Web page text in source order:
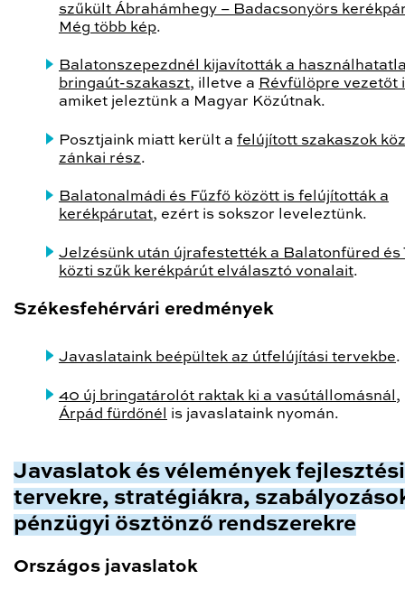
szűkült Ábrahámhegy – Badacsonyörs
Még több kép.
Balatonszepezdnél kijavították a
bringaút-szakaszt, illetve a Révfülöpre vezetőt
amiket jeleztünk a Magyar Közútnak.
Posztjaink miatt került a felújított szakaszok
zánkai rész.
Balatonalmádi és Fűzfő között is felújították a
kerékpárutat, ezért is sokszor leveleztünk.
Jelzésünk után újrafestették a Balatonfüred és
közti szűk kerékpárút elválasztó vonalait.
Székesfehérvári eredmények
Javaslataink beépültek az útfelújítási tervekbe.
40 új bringatárolót raktak ki a vasútállomásnál ,
Árpád fürdőnél
is javaslataink nyomán.
Javaslatok és vélemények fejlesztési
tervekre, stratégiákra,
pénzügyi ösztönző rendszerekre
Országos javaslatok